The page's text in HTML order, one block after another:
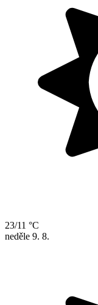
23/11 °C
neděle 9. 8.